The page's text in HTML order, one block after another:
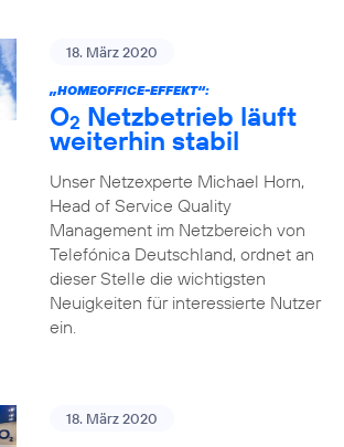
18. März 2020
„HOMEOFFICE-EFFEKT“:
O2 Netzbetrieb läuft
weiterhin stabil
Unser Netzexperte Michael Horn,
Head of Service Quality
Management im Netzbereich von
Telefónica Deutschland, ordnet an
dieser Stelle die wichtigsten
Neuigkeiten für interessierte Nutzer
ein.
18. März 2020